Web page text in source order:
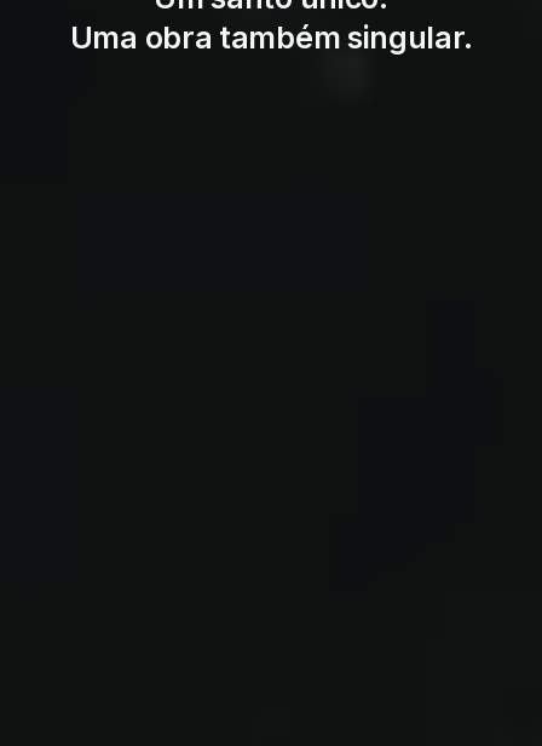
Uma obra também singular.